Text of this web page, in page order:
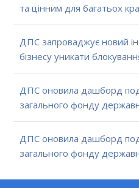
та цінним для багатьох
ДПС запроваджує новий
бізнесу уникати
ДПС оновила дашборд
загального фонду
ДПС оновила дашборд
загального фонду